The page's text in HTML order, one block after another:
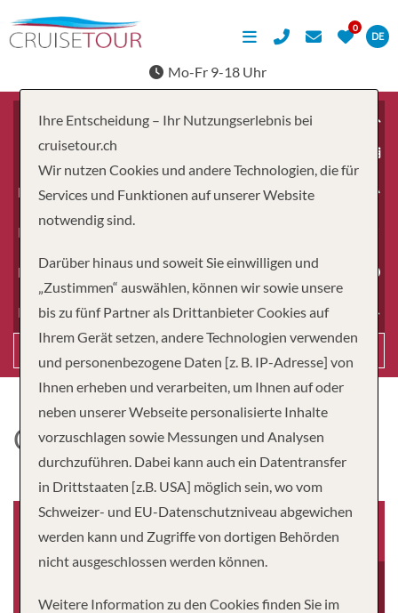
DE
Mo-Fr 9-18 Uhr
Erwachsene
Kinder
Dauer
Reiseart
CELEBRITY XCEL
Baujahr
Besatzung
Ihre Entscheidung – Ihr Nutzungserlebnis bei
cruisetour.ch
Wir nutzen Cookies und andere Technologien, die für
Services und Funktionen auf unserer Website
notwendig sind.
Darüber hinaus und soweit Sie einwilligen und
„Zustimmen“ auswählen, können wir sowie unsere
bis zu fünf Partner als Drittanbieter Cookies auf
Ihrem Gerät setzen, andere Technologien verwenden
und personenbezogene Daten [z. B. IP-Adresse] von
Ihnen erheben und verarbeiten, um Ihnen auf oder
neben unserer Webseite personalisierte Inhalte
vorzuschlagen sowie Messungen und Analysen
durchzuführen. Dabei kann auch ein Datentransfer
in Drittstaaten [z.B. USA] möglich sein, wo vom
Schweizer- und EU-Datenschutzniveau abgewichen
werden kann und Zugriffe von dortigen Behörden
nicht ausgeschlossen werden können.
Weitere Information zu den Cookies finden Sie im